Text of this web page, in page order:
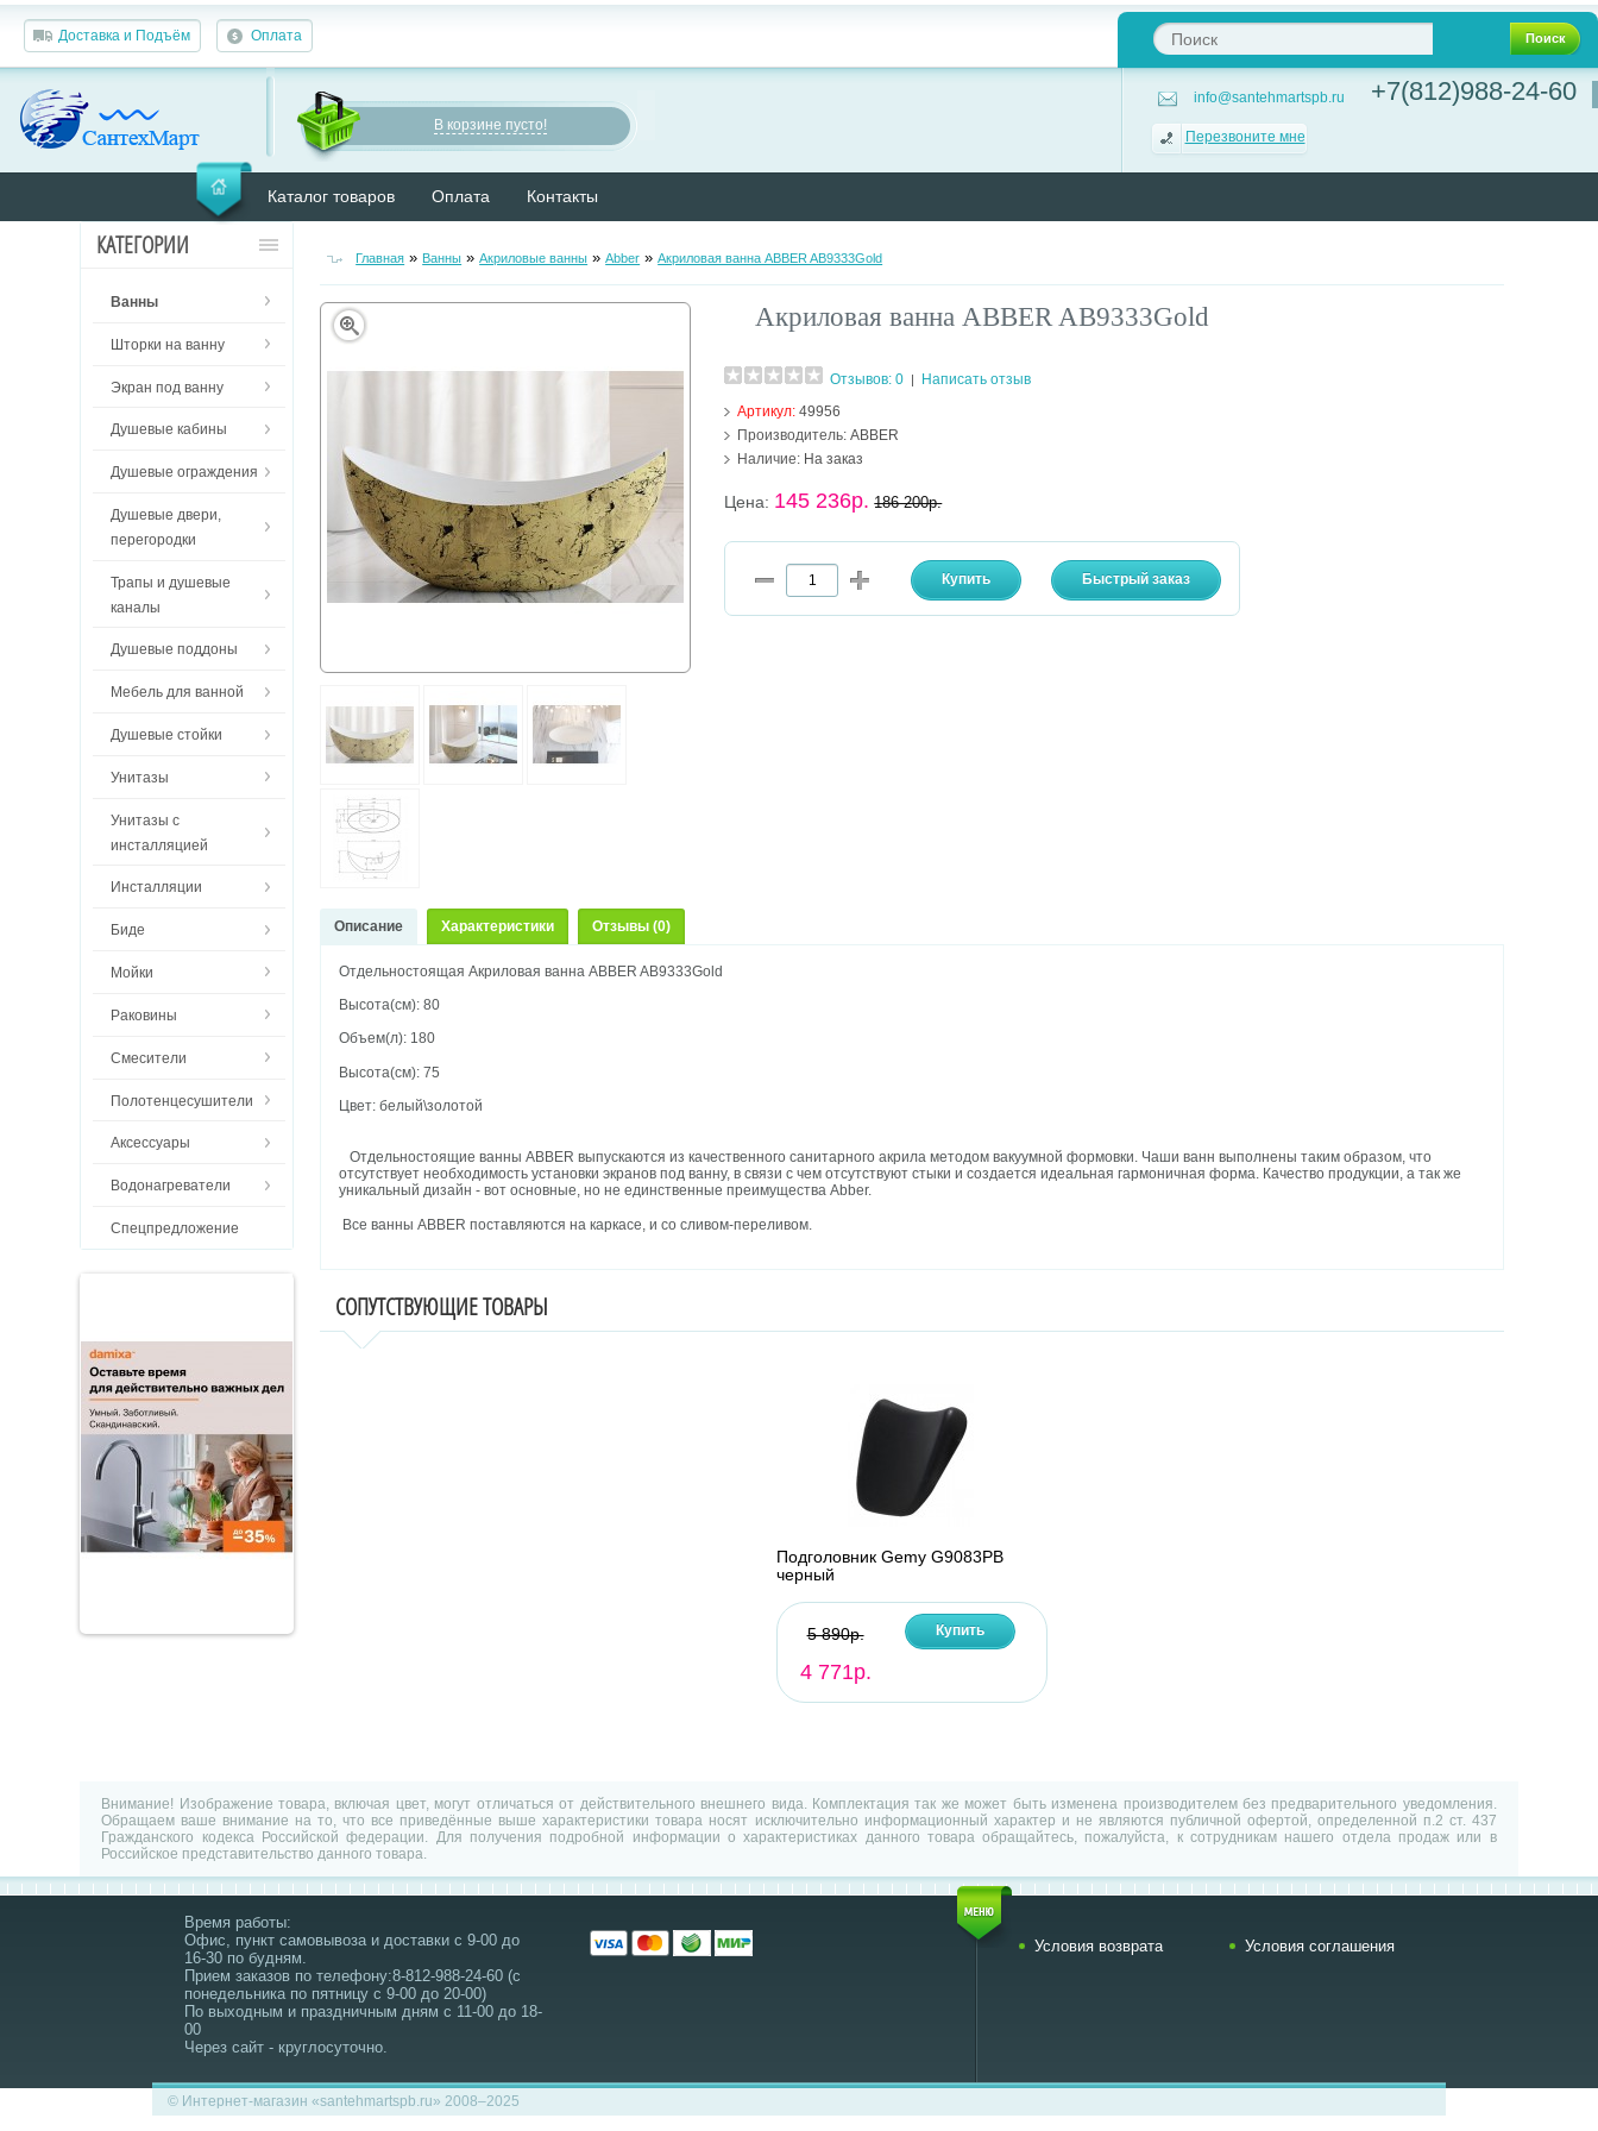
Доставка и Подъём Оплата Поиск
В корзине пусто!
info@santehmartspb.ru
Перезвоните мне
+7(812)988-24-60
Каталог товаров Оплата Контакты
КАТЕГОРИИ
Ванны
Шторки на ванну
Экран под ванну
Душевые кабины
Душевые ограждения
Душевые двери,
перегородки
Трапы и душевые
каналы
Душевые поддоны
Мебель для ванной
Душевые стойки
Унитазы
Унитазы с
инсталляцией
Инсталляции
Биде
Мойки
Раковины
Смесители
Полотенцесушители
Аксессуары
Водонагреватели
Спецпредложение
Главная » Ванны »Акриловые ванны »Abber »Акриловая ванна ABBER AB9333Gold
Акриловая ванна ABBER AB9333Gold
Отзывов: 0 |
Написать отзыв
Артикул:49956
Производитель: ABBER
Наличие: На заказ
Цена: 145 236р. 186 200р.
Описание Характеристики Отзывы (0)
Отдельностоящая Акриловая ванна ABBER AB9333Gold
Высота(см): 80
Объем(л): 180
Высота(см): 75
Цвет: белый\золотой
Отдельностоящие ванны ABBER выпускаются из качественного санитарного акрила методом вакуумной формовки. Чаши ванн выполнены таким образом, что
отсутствует необходимость установки экранов под ванну, в связи с чем отсутствуют стыки и создается идеальная гармоничная форма. Качество продукции, а так же
уникальный дизайн - вот основные, но не единственные преимущества Abber.
Все ванны ABBER поставляются на каркасе, и со сливом-переливом.
СОПУТСТВУЮЩИЕ ТОВАРЫ
Подголовник Gemy G9083PB
черный
5 890р.
4 771р.
Купить
Внимание! Изображение товара, включая цвет, могут отличаться от действительного внешнего вида. Комплектация так же может быть изменена производителем без предварительного уведомления.
Обращаем ваше внимание на то, что все приведённые выше характеристики товара носят исключительно информационный характер и не являются публичной офертой, определенной п.2 ст. 437
Гражданского кодекса Российской федерации. Для получения подробной информации о характеристиках данного товара обращайтесь, пожалуйста, к сотрудникам нашего отдела продаж или в
Российское представительство данного товара.
Время работы:
Офис, пункт самовывоза и доставки с 9-00 до
16-30 по будням.
Прием заказов по телефону:8-812-988-24-60 (с
понедельника по пятницу с 9-00 до 20-00)
По выходным и праздничным дням с 11-00 до 18-
00
Через сайт - круглосуточно.
Условия возврата Условия соглашения
© Интернет-магазин «santehmartspb.ru» 2008–2025